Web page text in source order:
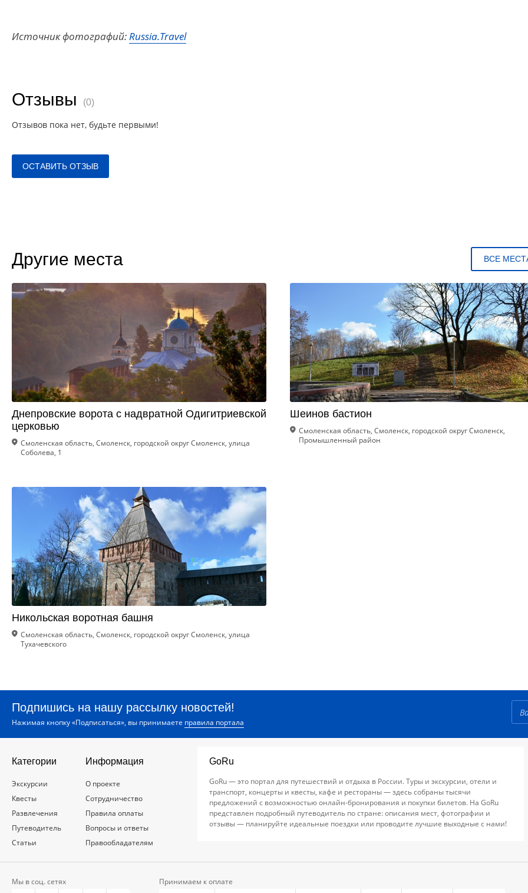
Источник фотографий:Russia.Travel
Отзывы (0)
Отзывов пока нет, будьте первыми!
ОСТАВИТЬ ОТЗЫВ
Другие места ВСЕ
Днепровские ворота с надвратной Одигитриевской
церковью
Смоленская область, Смоленск, городской округ Смоленск, улица
Соболева, 1
Шеинов бастион
Смоленская область, Смоленск, городской округ Смоленск,
Промышленный район
Никольская воротная башня
Смоленская область, Смоленск, городской округ Смоленск, улица
Тухачевского
Подпишись на нашу рассылку новостей!
Нажимая кнопку «Подписаться», вы принимаете правила портала
Категории
Экскурсии
Квесты
Развлечения
Путеводитель
Статьи
Информация
О проекте
Сотрудничество
Правила оплаты
Вопросы и ответы
Правообладателям
GoRu
GoRu — это портал для путешествий и отдыха в России. Туры и экскурсии, отели и
транспорт, концерты и квесты, кафе и рестораны — здесь собраны тысячи
предложений с возможностью онлайн-бронирования и покупки билетов. На GoRu
представлен подробный путеводитель по стране: описания мест, фотографии и
отзывы — планируйте идеальные поездки или проводите лучшие выходные с нами!
Мы в соц. сетях Принимаем к оплате